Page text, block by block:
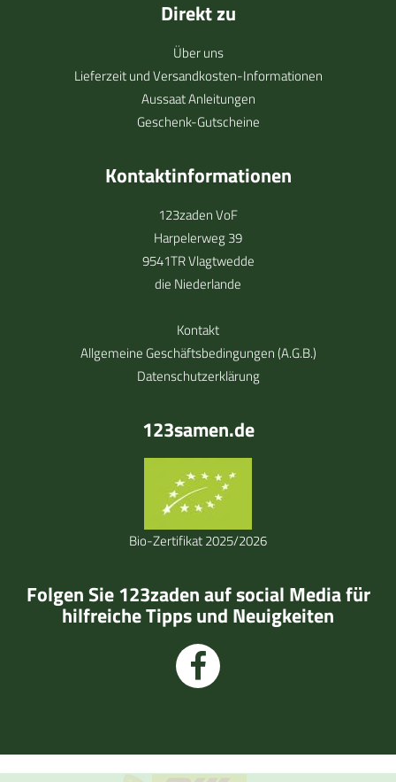
Direkt zu
Über uns
Lieferzeit und Versandkosten-Informationen
Aussaat Anleitungen
Geschenk-Gutscheine
Kontaktinformationen
123zaden VoF
Harpelerweg 39
9541TR Vlagtwedde
die Niederlande
Kontakt
Allgemeine Geschäftsbedingungen (A.G.B.)
Datenschutzerklärung
123samen.de
Bio-Zertifikat 2025/2026
Folgen Sie 123zaden auf social Media für
hilfreiche Tipps und Neuigkeiten